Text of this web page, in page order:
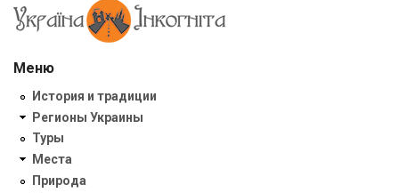
Меню
История и традиции
Регионы Украины
Туры
Места
Природа